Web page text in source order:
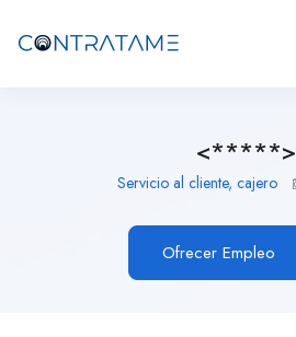
<*****>
Servicio al cliente, cajero
Ofrecer Empleo